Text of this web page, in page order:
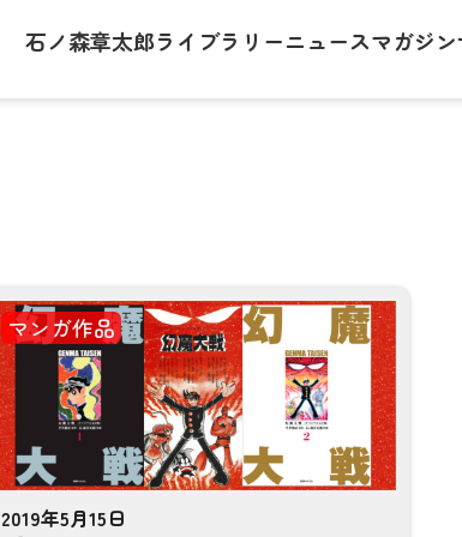
石ノ森章太郎ライブラリーニュースマガジン
マンガ作品
2019年5月15日